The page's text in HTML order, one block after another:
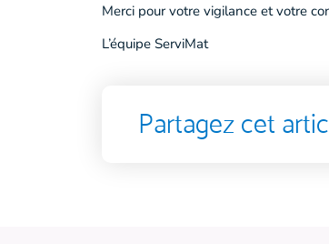
Merci pour votre vigilance et votre
L’équipe ServiMat
Partagez cet